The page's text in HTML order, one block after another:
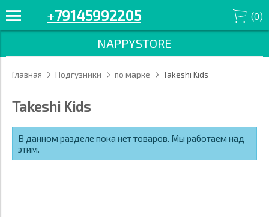
+79145992205 (0)
NAPPYSTORE
Главная Подгузники по марке Takeshi Kids
Takeshi Kids
В данном разделе пока нет товаров. Мы работаем над
этим.